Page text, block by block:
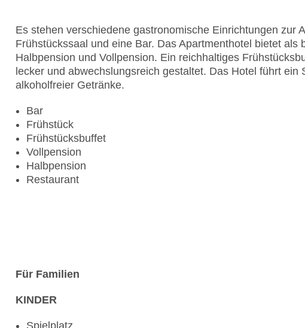
Es stehen verschiedene gastronomische Einrichtungen zur
Frühstückssaal und eine Bar. Das Apartmenthotel bietet als
Halbpension und Vollpension. Ein reichhaltiges
lecker und abwechslungsreich gestaltet. Das Hotel führt ein
alkoholfreier Getränke.
Bar
Frühstück
Frühstücksbuffet
Vollpension
Halbpension
Restaurant
Für Familien
KINDER